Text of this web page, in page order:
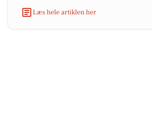
Læs hele artiklen her